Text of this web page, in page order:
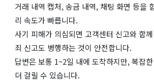
거래 내역 캡처, 송금 내역, 채팅 화면 등을
리 속도가 빠릅니다.
사기 피해가 의심되면 고객센터 신고와 함
죄 신고도 병행하는 것이 안전합니다.
답변은 보통 1~2일 내에 도착하지만, 복잡
더 걸릴 수 있습니다.